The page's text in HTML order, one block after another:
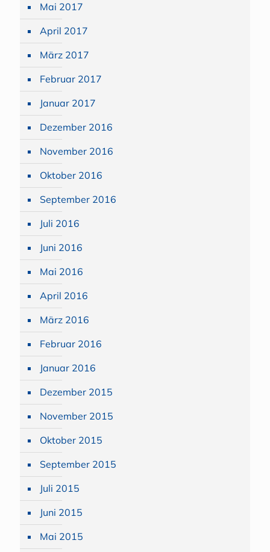
Mai 2017
April 2017
März 2017
Februar 2017
Januar 2017
Dezember 2016
November 2016
Oktober 2016
September 2016
Juli 2016
Juni 2016
Mai 2016
April 2016
März 2016
Februar 2016
Januar 2016
Dezember 2015
November 2015
Oktober 2015
September 2015
Juli 2015
Juni 2015
Mai 2015